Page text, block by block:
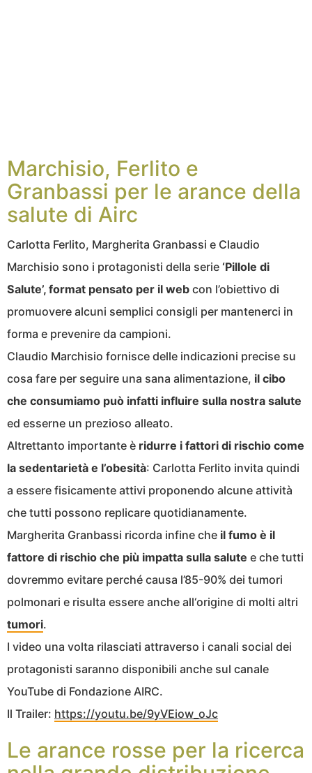
Marchisio, Ferlito e
Granbassi per le arance della
salute di Airc
Carlotta Ferlito, Margherita Granbassi e Claudio
Marchisio sono i protagonisti della serie ‘Pillole di
Salute’, format pensato per il web con l’obiettivo di
promuovere alcuni semplici consigli per mantenerci in
forma e prevenire da campioni.
Claudio Marchisio fornisce delle indicazioni precise su
cosa fare per seguire una sana alimentazione, il cibo
che consumiamo può infatti influire sulla nostra salute
ed esserne un prezioso alleato.
Altrettanto importante è ridurre i fattori di rischio come
la sedentarietà e l’obesità: Carlotta Ferlito invita quindi
a essere fisicamente attivi proponendo alcune attività
che tutti possono replicare quotidianamente.
Margherita Granbassi ricorda infine che il fumo è il
fattore di rischio che più impatta sulla salute e che tutti
dovremmo evitare perché causa l’85-90% dei tumori
polmonari e risulta essere anche all‘origine di molti altri
tumori.
I video una volta rilasciati attraverso i canali social dei
protagonisti saranno disponibili anche sul canale
YouTube di Fondazione AIRC.
Il Trailer: https://youtu.be/9yVEiow_oJc
Le arance rosse per la ricerca